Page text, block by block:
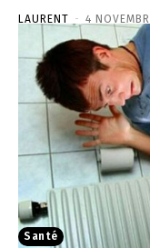
LAURENT - 4
Santé